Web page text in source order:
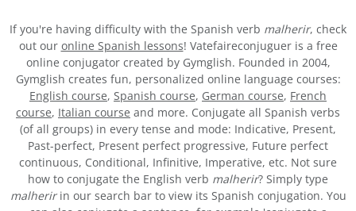
If you're having difficulty with the Spanish verb malherir, check
out our online Spanish lessons! Vatefaireconjuguer is a free
online conjugator created by Gymglish. Founded in 2004,
Gymglish creates fun, personalized online language courses:
English course, Spanish course, German course, French
course, Italian course and more. Conjugate all Spanish verbs
(of all groups) in every tense and mode: Indicative, Present,
Past-perfect, Present perfect progressive, Future perfect
continuous, Conditional, Infinitive, Imperative, etc. Not sure
how to conjugate the English verb malherir? Simply type
malheririn our search bar to view its Spanish conjugation. You